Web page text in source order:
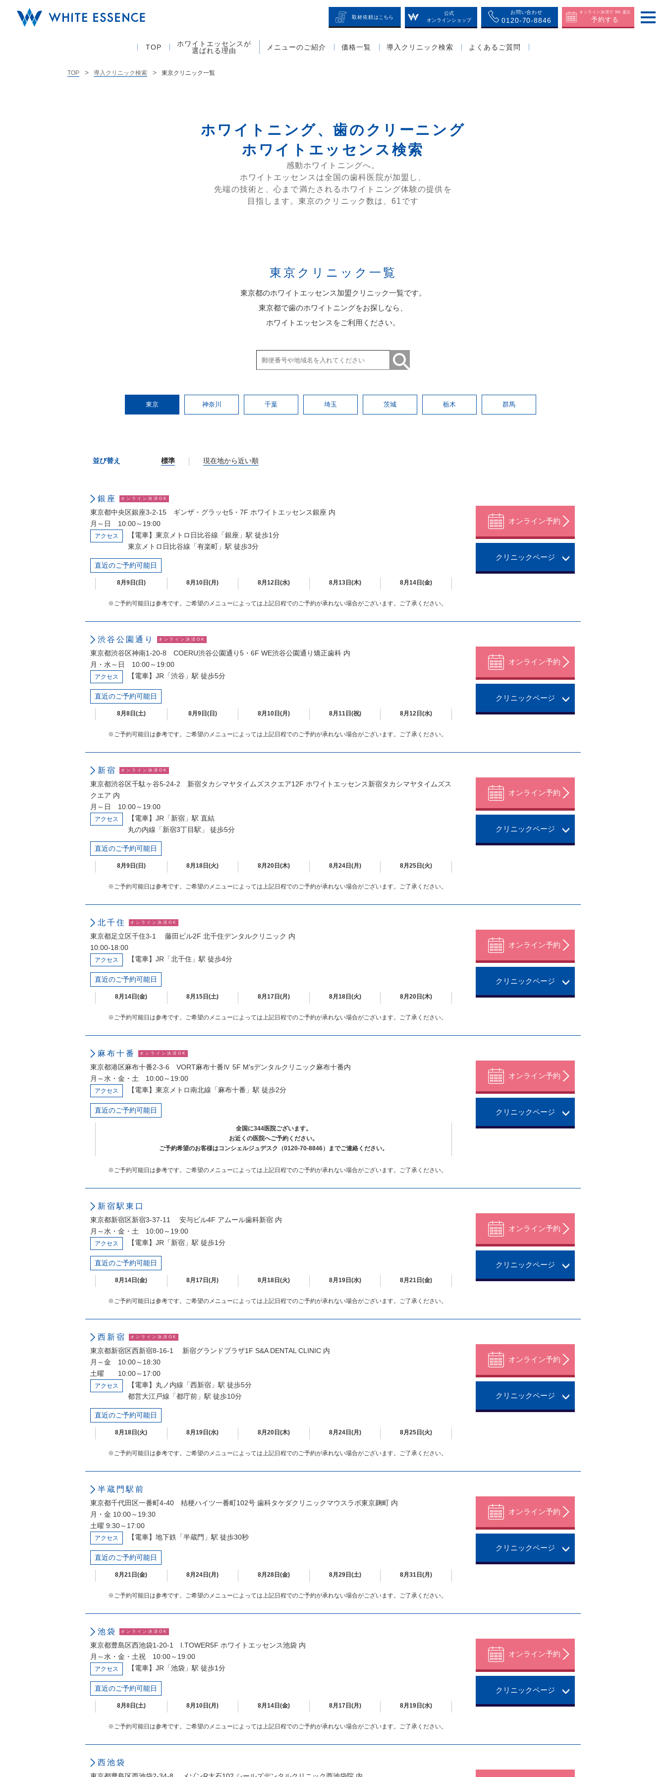
公式
オンラインショップ
お問い合わせ
0120-70-8846
オンライン決済で 5% 還元
予約する
TOP
ホワイトエッセンスが
選ばれる理由
メニューのご紹介 価格一覧 導入クリニック検索 よくあるご質問
TOP 導入クリニック検索 東京クリニック一覧
ホワイトニング、歯のクリーニング
ホワイトエッセンス検索
感動ホワイトニングへ。
ホワイトエッセンスは全国の歯科医院が加盟し、
先端の技術と、心まで満たされるホワイトニング体験の提供を
目指します。東京のクリニック数は、61です
東京クリニック一覧
東京都のホワイトエッセンス加盟クリニック一覧です。
東京都で歯のホワイトニングをお探しなら、
ホワイトエッセンスをご利用ください。
東京 神奈川 千葉 埼玉 茨城 栃木 群馬
並び替え 標準 現在地から近い順
銀座 オンライン決済OK
東京都中央区銀座3-2-15 ギンザ・グラッセ5・7F ホワイトエッセンス銀座 内
月～日 10:00～19:00
アクセス
【電車】東京メトロ日比谷線「銀座」駅 徒歩1分
東京メトロ日比谷線「有楽町」駅 徒歩3分
直近のご予約可能日
8月9日(日) 8月10日(月) 8月12日(水) 8月13日(木) 8月14日(金)
※ご予約可能日は参考です。ご希望のメニューによっては上記日程でのご予約が承れない場合がございます。ご了承ください。
オンライン予約
クリニックページ
渋谷公園通り オンライン決済OK
東京都渋谷区神南1-20-8 COERU渋谷公園通り5・6F WE渋谷公園通り矯正歯科 内
月・水～日 10:00～19:00
アクセス 【電車】JR「渋谷」駅 徒歩5分
直近のご予約可能日
8月8日(土) 8月9日(日) 8月10日(月) 8月11日(祝) 8月12日(水)
※ご予約可能日は参考です。ご希望のメニューによっては上記日程でのご予約が承れない場合がございます。ご了承ください。
オンライン予約
クリニックページ
新宿 オンライン決済OK
東京都渋谷区千駄ヶ谷5-24-2 新宿タカシマヤタイムズスクエア12F ホワイトエッセンス新宿タカシマヤタイムズス
クエア 内
月～日 10:00～19:00
アクセス
【電車】JR「新宿」駅 直結
丸の内線「新宿3丁目駅」 徒歩5分
直近のご予約可能日
8月9日(日) 8月18日(火) 8月20日(木) 8月24日(月) 8月25日(火)
※ご予約可能日は参考です。ご希望のメニューによっては上記日程でのご予約が承れない場合がございます。ご了承ください。
オンライン予約
クリニックページ
北千住 オンライン決済OK
東京都足立区千住3-1 藤田ビル2F 北千住デンタルクリニック 内
10:00-18:00
アクセス 【電車】JR「北千住」駅 徒歩4分
直近のご予約可能日
8月14日(金) 8月15日(土) 8月17日(月) 8月18日(火) 8月20日(木)
※ご予約可能日は参考です。ご希望のメニューによっては上記日程でのご予約が承れない場合がございます。ご了承ください。
オンライン予約
クリニックページ
麻布十番 オンライン決済OK
東京都港区麻布十番2-3-6 VORT麻布十番Ⅳ 5F M'sデンタルクリニック麻布十番内
月～水・金・土 10:00～19:00
アクセス 【電車】東京メトロ南北線「麻布十番」駅 徒歩2分
直近のご予約可能日
全国に344医院ございます。
お近くの医院へご予約ください。
ご予約希望のお客様はコンシェルジュデスク（0120-70-8846）までご連絡ください。
※ご予約可能日は参考です。ご希望のメニューによっては上記日程でのご予約が承れない場合がございます。ご了承ください。
オンライン予約
クリニックページ
新宿駅東口
東京都新宿区新宿3-37-11 安与ビル4F アムール歯科新宿 内
月～水・金・土 10:00～19:00
アクセス 【電車】JR「新宿」駅 徒歩1分
直近のご予約可能日
8月14日(金) 8月17日(月) 8月18日(火) 8月19日(水) 8月21日(金)
※ご予約可能日は参考です。ご希望のメニューによっては上記日程でのご予約が承れない場合がございます。ご了承ください。
オンライン予約
クリニックページ
西新宿 オンライン決済OK
東京都新宿区西新宿8-16-1 新宿グランドプラザ1F S&A DENTAL CLINIC 内
月～金 10:00～18:30
土曜 10:00～17:00
アクセス
【電車】丸ノ内線「西新宿」駅 徒歩5分
都営大江戸線「都庁前」駅 徒歩10分
直近のご予約可能日
8月18日(火) 8月19日(水) 8月20日(木) 8月24日(月) 8月25日(火)
※ご予約可能日は参考です。ご希望のメニューによっては上記日程でのご予約が承れない場合がございます。ご了承ください。
オンライン予約
クリニックページ
半蔵門駅前
東京都千代田区一番町4-40 桔梗ハイツ一番町102号 歯科タケダクリニックマウスラボ東京麹町 内
月・金 10:00～19:30
土曜 9:30～17:00
アクセス 【電車】地下鉄「半蔵門」駅 徒歩30秒
直近のご予約可能日
8月21日(金) 8月24日(月) 8月28日(金) 8月29日(土) 8月31日(月)
※ご予約可能日は参考です。ご希望のメニューによっては上記日程でのご予約が承れない場合がございます。ご了承ください。
オンライン予約
クリニックページ
池袋 オンライン決済OK
東京都豊島区西池袋1-20-1 I.TOWER5F ホワイトエッセンス池袋 内
月～水・金・土祝 10:00～19:00
アクセス 【電車】JR「池袋」駅 徒歩1分
直近のご予約可能日
8月8日(土) 8月10日(月) 8月14日(金) 8月17日(月) 8月19日(水)
※ご予約可能日は参考です。ご希望のメニューによっては上記日程でのご予約が承れない場合がございます。ご了承ください。
オンライン予約
クリニックページ
西池袋